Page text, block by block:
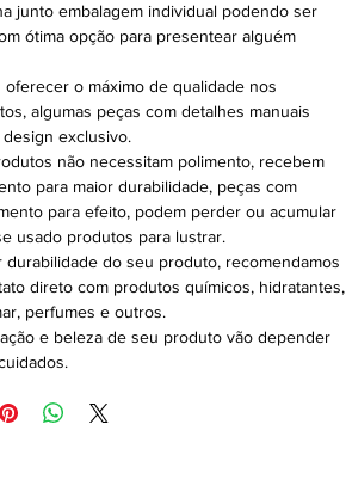
junto embalagem individual podendo ser
ótima opção para presentear alguém
oferecer o máximo de qualidade nos
algumas peças com detalhes manuais
exclusivo.
não necessitam polimento, recebem
para maior durabilidade, peças com
para efeito, podem perder ou acumular
usado produtos para lustrar.
durabilidade do seu produto, recomendamos
direto com produtos químicos, hidratantes,
perfumes e outros.
e beleza de seu produto vão depender